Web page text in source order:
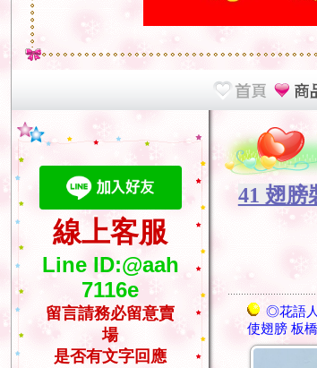
線上客服
Line ID:@aah
7116e
留言請務必留意賣
場
是否有文字回應
41 翅膀
◎花語
使翅膀 板